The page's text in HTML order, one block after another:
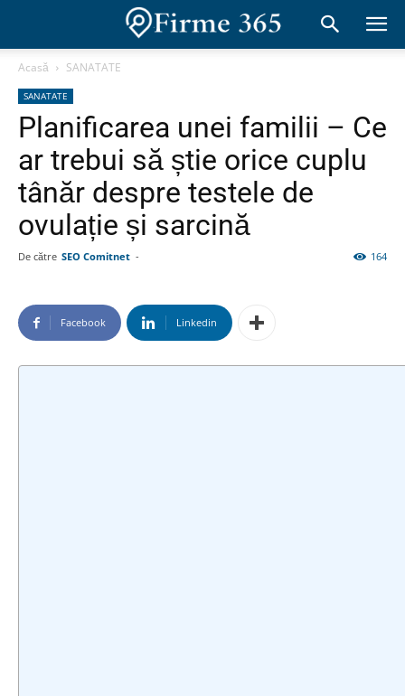
Acasă SANATATE
SANATATE
Planificarea unei familii – Ce
ar trebui să știe orice cuplu
tânăr despre testele de
ovulație și sarcină
De către SEO Comitnet - 164
Facebook Linkedin